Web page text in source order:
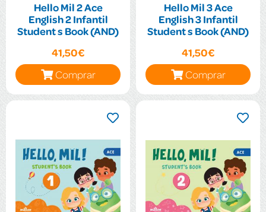
Hello Mil 2 Ace
English 2 Infantil
Student s Book (AND)
41,50€
Comprar
Hello Mil 3 Ace
English 3 Infantil
Student s Book (AND)
41,50€
Comprar